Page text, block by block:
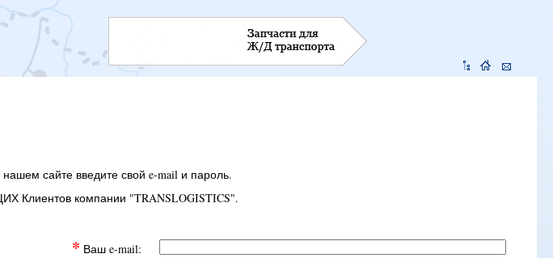
сайте введите свой e-mail и пароль.
Клиентов компании "TRANSLOGISTICS".
* Ваш e-mail: